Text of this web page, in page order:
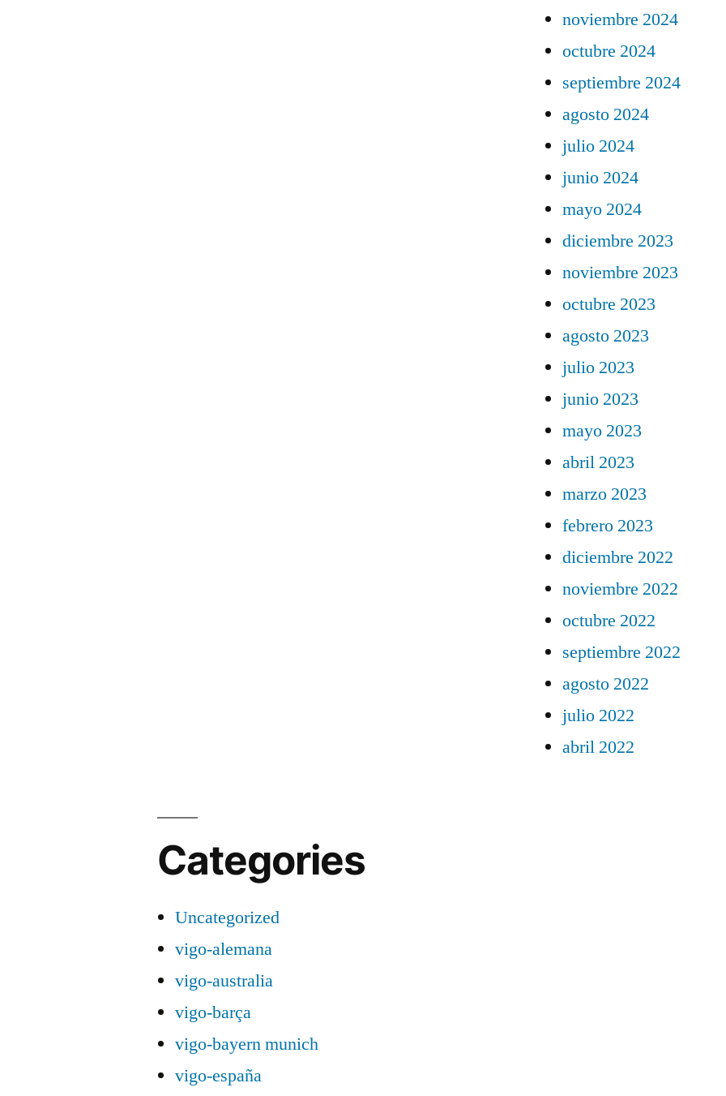
noviembre 2024
octubre 2024
septiembre 2024
agosto 2024
julio 2024
junio 2024
mayo 2024
diciembre 2023
noviembre 2023
octubre 2023
agosto 2023
julio 2023
junio 2023
mayo 2023
abril 2023
marzo 2023
febrero 2023
diciembre 2022
noviembre 2022
octubre 2022
septiembre 2022
agosto 2022
julio 2022
abril 2022
Categories
Uncategorized
vigo-alemana
vigo-australia
vigo-barça
vigo-bayern munich
vigo-españa